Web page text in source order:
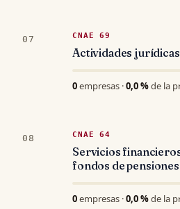
07 CNAE 69
Actividades
0empresas ·0,0 %de la
08 CNAE 64
Servicios
fondos de pensiones
0empresas ·0,0 %de la